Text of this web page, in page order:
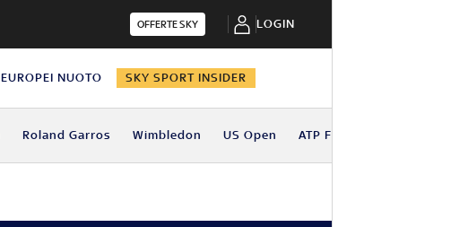
OFFERTE SKY LOGIN
EUROPEI NUOTO SKY SPORT INSIDER
Roland Garros Wimbledon US Open ATP Finals